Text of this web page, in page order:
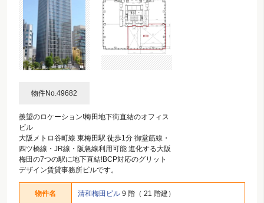
物件No.49682
羨望のロケーション!梅田地下街直結のオフィス
ビル
大阪メトロ谷町線 東梅田駅 徒歩1分 御堂筋線・
四ツ橋線・JR線・阪急線利用可能 進化する大阪
梅田の7つの駅に地下直結!BCP対応のグリット
デザイン賃貸事務所ビルです。
物件名 清和梅田ビル 9 階（ 21 階建）